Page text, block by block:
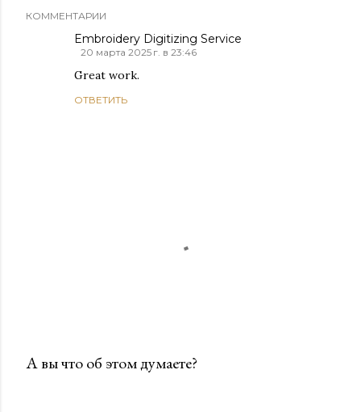
КОММЕНТАРИИ
Embroidery Digitizing Service
20 марта 2025 г. в 23:46
Great work.
ОТВЕТИТЬ
А вы что об этом думаете?